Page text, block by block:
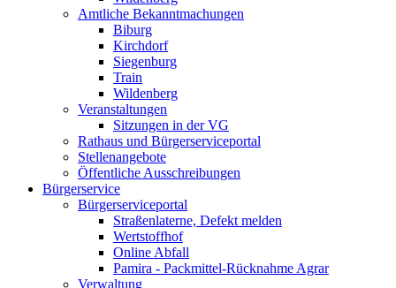
Amtliche Bekanntmachungen
Biburg
Kirchdorf
Siegenburg
Train
Wildenberg
Veranstaltungen
Sitzungen in der VG
Rathaus und Bürgerserviceportal
Stellenangebote
Öffentliche Ausschreibungen
Bürgerservice
Bürgerserviceportal
Straßenlaterne, Defekt melden
Wertstoffhof
Online Abfall
Pamira - Packmittel-Rücknahme Agrar
Verwaltung